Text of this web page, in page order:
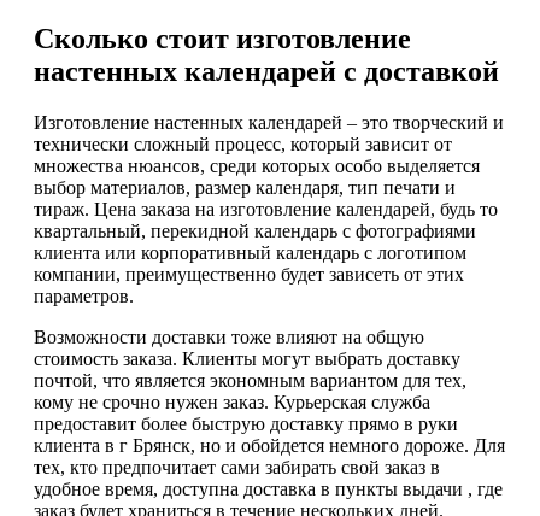
Сколько стоит изготовление
настенных календарей с доставкой
Изготовление настенных календарей – это творческий и
технически сложный процесс, который зависит от
множества нюансов, среди которых особо выделяется
выбор материалов, размер календаря, тип печати и
тираж. Цена заказа на изготовление календарей, будь то
квартальный, перекидной календарь с фотографиями
клиента или корпоративный календарь с логотипом
компании, преимущественно будет зависеть от этих
параметров.
Возможности доставки тоже влияют на общую
стоимость заказа. Клиенты могут выбрать доставку
почтой, что является экономным вариантом для тех,
кому не срочно нужен заказ. Курьерская служба
предоставит более быструю доставку прямо в руки
клиента в г Брянск, но и обойдется немного дороже. Для
тех, кто предпочитает сами забирать свой заказ в
удобное время, доступна доставка в пункты выдачи , где
заказ будет храниться в течение нескольких дней.